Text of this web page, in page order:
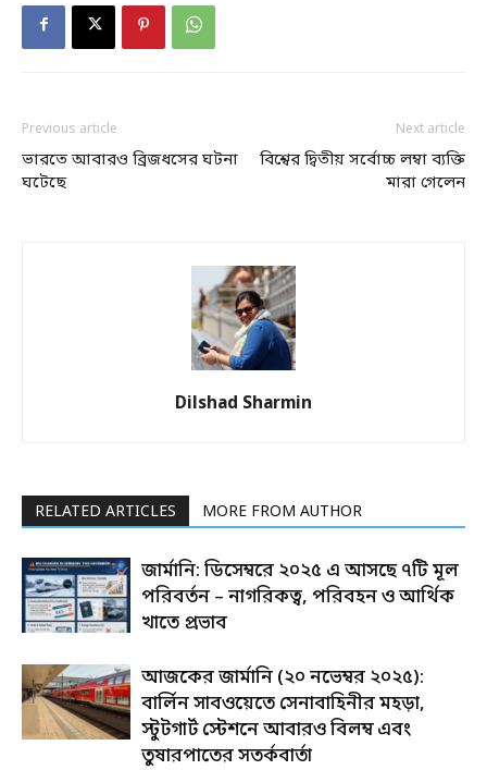
Previous article
ভারতে আবারও ব্রিজধসের ঘটনা
ঘটেছে
Next article
বিশ্বের দ্বিতীয় সর্বোচ্চ লম্বা ব্যক্তি
মারা গেলেন
Dilshad Sharmin
RELATED ARTICLES MORE FROM AUTHOR
জার্মানি: ডিসেম্বরে ২০২৫ এ আসছে ৭টি মূল
পরিবর্তন – নাগরিকত্ব, পরিবহন ও আর্থিক
খাতে প্রভাব
আজকের জার্মানি (২০ নভেম্বর ২০২৫):
বার্লিন সাবওয়েতে সেনাবাহিনীর মহড়া,
স্টুটগার্ট স্টেশনে আবারও বিলম্ব এবং
তুষারপাতের সতর্কবার্তা